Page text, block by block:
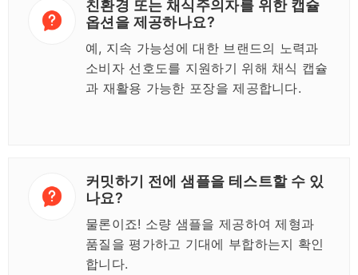
친환경 또는 채식주의자를 위한 캡슐
옵션을 제공하나요?
예, 지속 가능성에 대한 브랜드의 노력과
소비자 선호도를 지원하기 위해 채식 캡슐
과 재활용 가능한 포장을 제공합니다.
커밋하기 전에 샘플을 테스트할 수 있
나요?
물론이죠! 소량 샘플을 제공하여 제형과
품질을 평가하고 기대에 부합하는지 확인
합니다.